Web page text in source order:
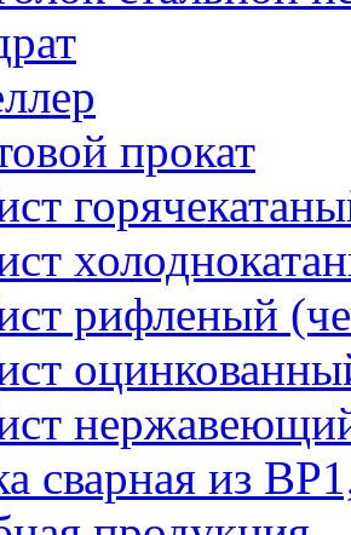
прокат
рифленый
сварная из